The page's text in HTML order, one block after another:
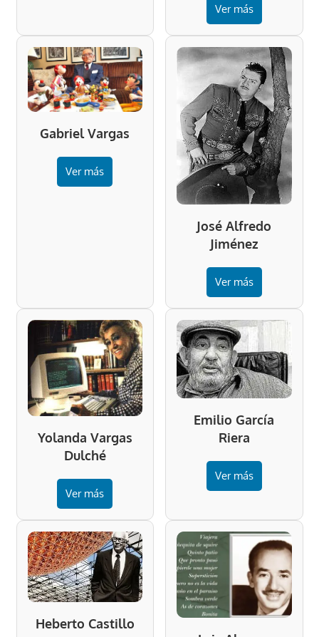
Ver más
Gabriel Vargas
Ver más
José Alfredo
Jiménez
Ver más
Yolanda Vargas
Dulché
Ver más
Emilio García
Riera
Ver más
Heberto Castillo